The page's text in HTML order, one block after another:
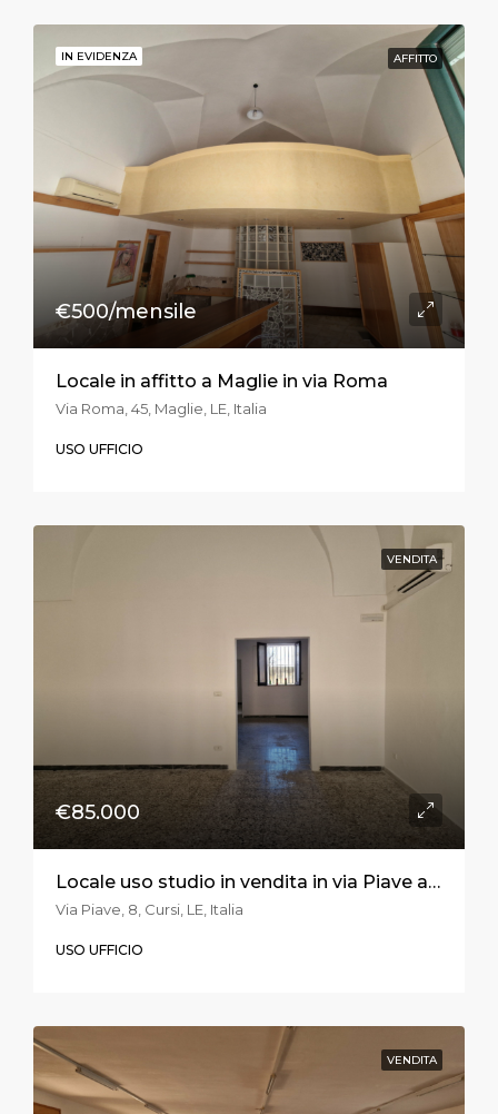
IN EVIDENZA AFFITTO
€500/mensile
Locale in affitto a Maglie in via Roma
Via Roma, 45, Maglie, LE, Italia
USO UFFICIO
VENDITA
€85.000
Locale uso studio in vendita in via Piave a Melpignano
Via Piave, 8, Cursi, LE, Italia
USO UFFICIO
VENDITA